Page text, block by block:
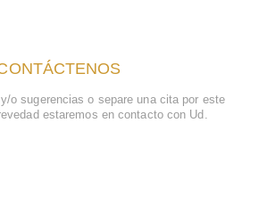
o sugerencias o separe una cita por este
estaremos en contacto con Ud.